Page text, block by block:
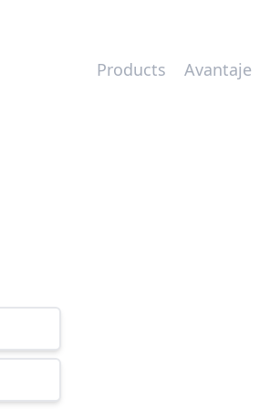
Products Avantaje